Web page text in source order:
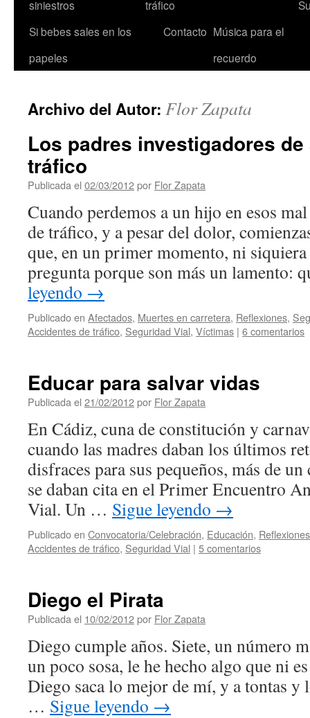
siniestros
tráfico
Si bebes sales en los
papeles
Contacto Música para el
recuerdo
Archivo del Autor: Flor Zapata
Los padres investigadores
tráfico
Publicada el 02/03/2012por Flor Zapata
Cuando perdemos a un hijo en esos
de tráfico, y a pesar del dolor,
que, en un primer momento, ni
pregunta porque son más un
leyendo →
Publicado en Afectados, Muertes en carretera, Reflexiones,
Accidentes de tráfico, Seguridad Vial, Víctimas | 6 comentarios
Educar para salvar vidas
Publicada el 21/02/2012por Flor Zapata
En Cádiz, cuna de constitución y
cuando las madres daban los últimos
disfraces para sus pequeños, más de
se daban cita en el Primer Encuentro
Vial. Un … Sigue leyendo →
Publicado en Convocatoria/Celebración, Educación, Reflexiones
Accidentes de tráfico, Seguridad Vial | 5 comentarios
Diego el Pirata
Publicada el 10/02/2012por Flor Zapata
Diego cumple años. Siete, un número
un poco sosa, le he hecho algo que ni
Diego saca lo mejor de mí, y a tontas y
… Sigue leyendo →